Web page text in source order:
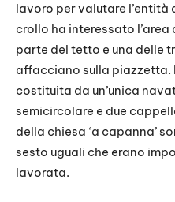
lavoro per valutare l’entità
crollo ha interessato
parte del tetto e una delle
affacciano sulla piazzetta.
costituita da un’unica
semicircolare e due
della chiesa ‘a capanna’
sesto uguali che erano
lavorata.